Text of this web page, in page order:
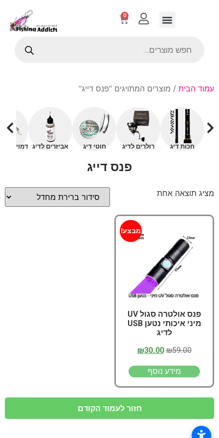
0
עמוד הבית / מוצרים המתויגים “פנס דייג”
חכות דיג רולרים לדיג חוטי דיג אביזרים לדיג דמויים
פנס דייג
מציג תוצאה אחת
מבצע!
פנס אולטרה סגול UV
מיני איכותי נטען USB
לדיג
₪59.00
₪30.00
מידע נוסף
חזור לעמוד הקודם